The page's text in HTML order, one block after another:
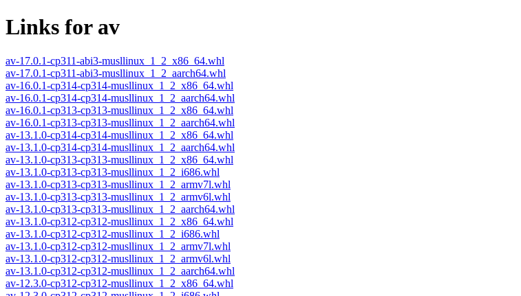
Links for av
av-17.0.1-cp311-abi3-musllinux_1_2_x86_64.whl
av-17.0.1-cp311-abi3-musllinux_1_2_aarch64.whl
av-16.0.1-cp314-cp314-musllinux_1_2_x86_64.whl
av-16.0.1-cp314-cp314-musllinux_1_2_aarch64.whl
av-16.0.1-cp313-cp313-musllinux_1_2_x86_64.whl
av-16.0.1-cp313-cp313-musllinux_1_2_aarch64.whl
av-13.1.0-cp314-cp314-musllinux_1_2_x86_64.whl
av-13.1.0-cp314-cp314-musllinux_1_2_aarch64.whl
av-13.1.0-cp313-cp313-musllinux_1_2_x86_64.whl
av-13.1.0-cp313-cp313-musllinux_1_2_i686.whl
av-13.1.0-cp313-cp313-musllinux_1_2_armv7l.whl
av-13.1.0-cp313-cp313-musllinux_1_2_armv6l.whl
av-13.1.0-cp313-cp313-musllinux_1_2_aarch64.whl
av-13.1.0-cp312-cp312-musllinux_1_2_x86_64.whl
av-13.1.0-cp312-cp312-musllinux_1_2_i686.whl
av-13.1.0-cp312-cp312-musllinux_1_2_armv7l.whl
av-13.1.0-cp312-cp312-musllinux_1_2_armv6l.whl
av-13.1.0-cp312-cp312-musllinux_1_2_aarch64.whl
av-12.3.0-cp312-cp312-musllinux_1_2_x86_64.whl